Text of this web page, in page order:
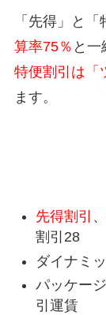
「先得」と
算率75％ と一
特便割引は「
ます。
先得割引 、
割引28
ダイナミ
パッケー
引運賃